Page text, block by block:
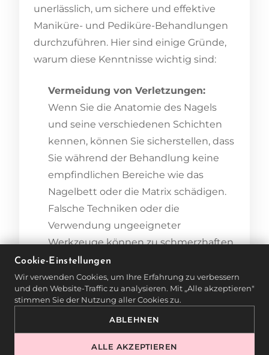
unerlässlich, um sichere und effektive
Maniküre- und Pediküre-Behandlungen
durchzuführen. Hier sind einige Gründe,
warum diese Kenntnisse wichtig sind:
Vermeidung von Verletzungen:
Wenn Sie die Anatomie des Nagels
und seine verschiedenen Schichten
kennen, können Sie sicherstellen, dass
Sie während der Behandlung keine
empfindlichen Bereiche wie das
Nagelbett oder die Matrix schädigen.
Falsche Techniken oder die
Verwendung ungeeigneter
Werkzeuge können zu schmerzhaften
Verletzungen und langfristigen
Nagelproblemen führen.
Individuelle Pflege:Jeder Kunde hat
einzigartige Nägel, die unterschiedlich
Cookie-Einstellungen
Wir verwenden Cookies, um Ihre Erfahrung zu verbessern
und den Website-Traffic zu analysieren. Mit „Alle akzeptieren"
stimmen Sie der Nutzung aller Cookies zu.
ABLEHNEN
ALLE AKZEPTIEREN